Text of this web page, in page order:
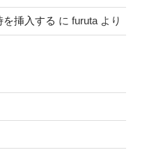
挿入する に furuta より